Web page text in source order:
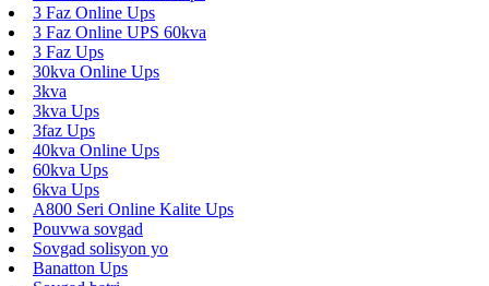
3 Faz Online Ups
3 Faz Online UPS 60kva
3 Faz Ups
30kva Online Ups
3kva
3kva Ups
3faz Ups
40kva Online Ups
60kva Ups
6kva Ups
A800 Seri Online Kalite Ups
Pouvwa sovgad
Sovgad solisyon yo
Banatton Ups